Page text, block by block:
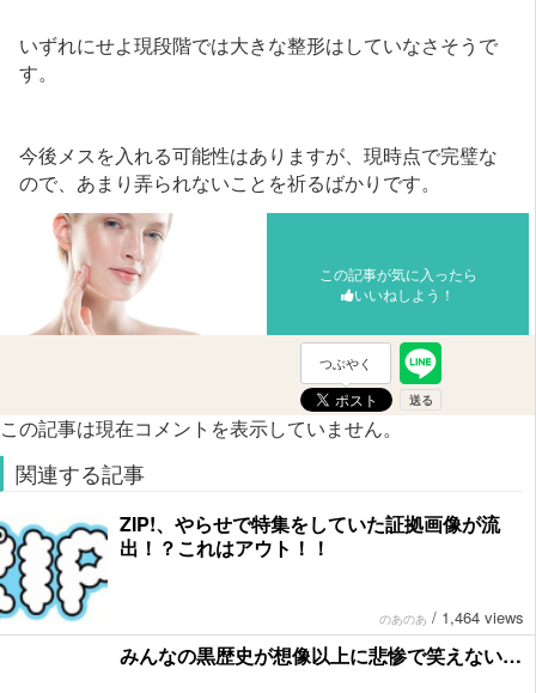
いずれにせよ現段階では大きな整形はしていなさそうで
す。
今後メスを入れる可能性はありますが、現時点で完璧な
ので、あまり弄られないことを祈るばかりです。
この記事が気に入ったら
いいねしよう！
つぶやく
この記事は現在コメントを表示していません。
関連する記事
ZIP!、やらせで特集をしていた証拠画像が流
出！？これはアウト！！
のあのあ / 1,464 views
みんなの黒歴史が想像以上に悲惨で笑えない…